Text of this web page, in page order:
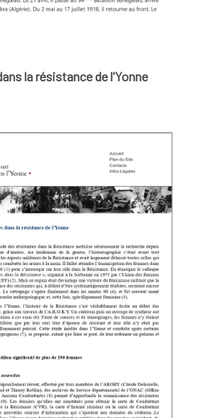
la résistance de l'Yonne